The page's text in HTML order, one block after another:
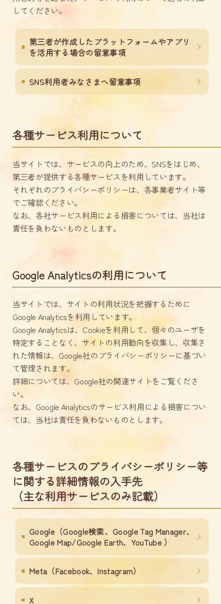
してください。
第三者が作成したプラットフォームやアプリ
を活用する場合の留意事項
SNS利用者みなさまへ留意事項
各種サービス利用について
当サイトでは、サービスの向上のため、SNSをはじめ、
第三者が提供する各種サービスを利用しています。
それぞれのプライバシーポリシーは、各事業者サイト等
でご確認ください。
なお、各社サービス利用による損害については、当社は
責任を負わないものとします。
Google Analyticsの利用について
当サイトでは、サイトの利用状況を把握するために
Google Analyticsを利用しています。
Google Analyticsは、Cookieを利用して、個々のユーザを
特定することなく、サイトの利用動向を収集し、収集さ
れた情報は、Google社のプライバシーポリシーに基づい
て管理されます。
詳細については、Google社の関連サイトをご覧くださ
い。
なお、Google Analyticsのサービス利用による損害につい
ては、当社は責任を負わないものとします。
各種サービスのプライバシーポリシー等
に関する詳細情報の入手先
（主な利用サービスのみ記載）
Google（Google検索、Google Tag Manager、
Google Map/Google Earth、YouTube ）
Meta（Facebook、Instagram）
X